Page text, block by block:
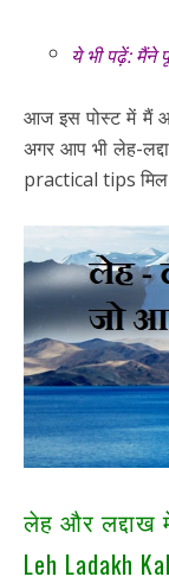
ये भी पढ़ें:मैंने
आज इस पोस्ट में मैं
अगर आप भी लेह-
practical tips
लेह और लद्दाख
Leh Ladakh